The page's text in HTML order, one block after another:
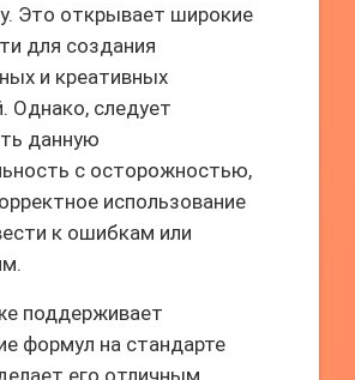
Это открывает широкие
для создания
и креативных
Однако, следует
данную
с осторожностью,
использование
к ошибкам или
поддерживает
формул на стандарте
его отличным